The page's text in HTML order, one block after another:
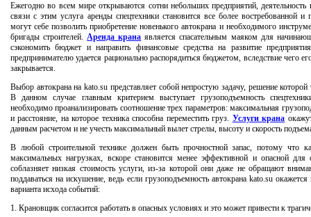
Ежегодно во всем мире открываются сотни небольших предприятий, деятельность
связи с этим услуга аренды спецтехники становится все более востребованной
могут себе позволить приобретение новенького автокрана и необходимого
бригады строителей.Аренда крана является спасательным маяком для
сэкономить бюджет и направить финансовые средства на развитие
предпринимателю удается рационально распорядиться бюджетом, вследствие чего
закрывается.
Выбор автокрана на kato.su представляет собой непростую задачу, решение
В данном случае главным критерием выступает грузоподъемность
необходимо проанализировать соотношение трех параметров: максимальная
и расстояние, на которое техника способна переместить груз. Услуги крана
данным расчетом и не учесть максимальный вылет стрелы, высоту и скорость
В любой строительной технике должен быть прочностной запас, потому что
максимальных нагрузках, вскоре становится менее эффективной и опасной
соблазняет низкая стоимость услуги, из-за которой они даже не обращают
поддаваться на искушение, ведь если грузоподъемность автокрана kato.su
варианта исхода событий:
1. Крановщик согласится работать в опасных условиях и это может привести к